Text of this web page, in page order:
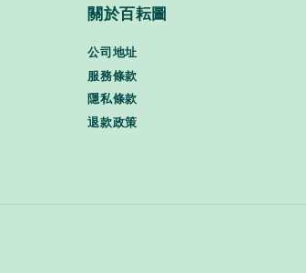
關於百耘圖
公司地址
服務條款
隱私條款
退款政策